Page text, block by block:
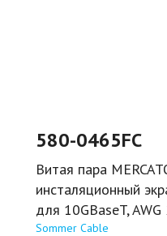
580-0465FC
Витая пара
инсталяционный
для 10GBaseT, AWG
Sommer Cable